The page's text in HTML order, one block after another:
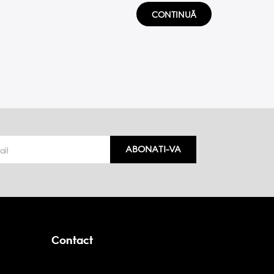
CONTINUĂ
ABONATI-VA
Contact